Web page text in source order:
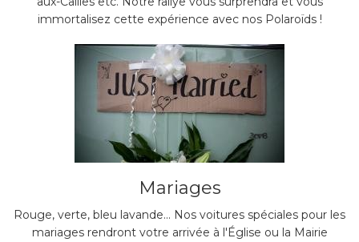
immortalisez cette expérience avec nos Polaroïds !
Mariages
Rouge, verte, bleu lavande... Nos voitures spéciales pour les
mariages rendront votre arrivée à l'Église ou la Mairie